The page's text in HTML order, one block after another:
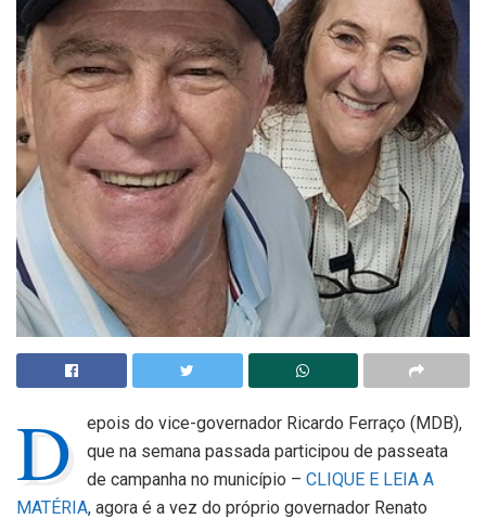
D
epois do vice-governador Ricardo Ferraço (MDB),
que na semana passada participou de passeata
de campanha no município –CLIQUE E LEIA A
MATÉRIA, agora é a vez do próprio governador Renato